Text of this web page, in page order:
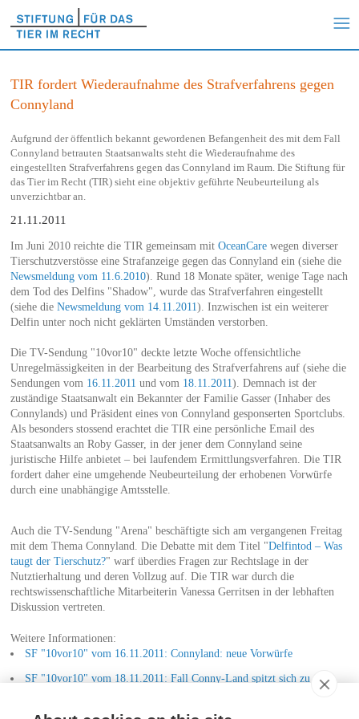
TIR fordert Wiederaufnahme des Strafverfahrens gegen
Connyland
Aufgrund der öffentlich bekannt gewordenen Befangenheit des mit dem Fall
Connyland betrauten Staatsanwalts steht die Wiederaufnahme des
eingestellten Strafverfahrens gegen das Connyland im Raum. Die Stiftung für
das Tier im Recht (TIR) sieht eine objektiv geführte Neubeurteilung als
unverzichtbar an.
21.11.2011
Im Juni 2010 reichte die TIR gemeinsam mit OceanCarewegen diverser
Tierschutzverstösse eine Strafanzeige gegen das Connyland ein (siehe die
Newsmeldung vom 11.6.2010). Rund 18 Monate später, wenige Tage nach
dem Tod des Delfins "Shadow", wurde das Strafverfahren eingestellt
(siehe die Newsmeldung vom 14.11.2011). Inzwischen ist ein weiterer
Delfin unter noch nicht geklärten Umständen verstorben.
Die TV-Sendung "10vor10" deckte letzte Woche offensichtliche
Unregelmässigkeiten in der Bearbeitung des Strafverfahrens auf (siehe die
Sendungen vom 16.11.2011 und vom 18.11.2011). Demnach ist der
zuständige Staatsanwalt ein Bekannter der Familie Gasser (Inhaber des
Connylands) und Präsident eines von Connyland gesponserten Sportclubs.
Als besonders stossend erachtet die TIR eine persönliche Email des
Staatsanwalts an Roby Gasser, in der jener dem Connyland seine
juristische Hilfe anbietet – bei laufendem Ermittlungsverfahren. Die TIR
fordert daher eine umgehende Neubeurteilung der erhobenen Vorwürfe
durch eine unabhängige Amtsstelle.
Auch die TV-Sendung "Arena" beschäftigte sich am vergangenen Freitag
mit dem Thema Connyland. Die Debatte mit dem Titel "Delfintod – Was
taugt der Tierschutz?" warf überdies Fragen zur Rechtslage in der
Nutztierhaltung und deren Vollzug auf. Die TIR war durch die
rechtswissenschaftliche Mitarbeiterin Vanessa Gerritsen in der lebhaften
Diskussion vertreten.
Weitere Informationen:
SF "10vor10" vom 16.11.2011: Connyland: neue Vorwürfe
SF "10vor10" vom 18.11.2011: Fall Conny-Land spitzt sich zu